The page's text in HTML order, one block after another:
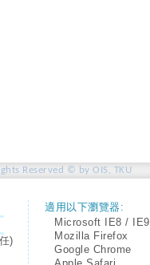
Reserved © by OIS, TKU
)
適用以下瀏覽器:
Microsoft IE8 / IE9
Mozilla Firefox
Google Chrome